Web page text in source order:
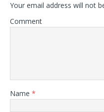
Your email address will not
Comment
Name *